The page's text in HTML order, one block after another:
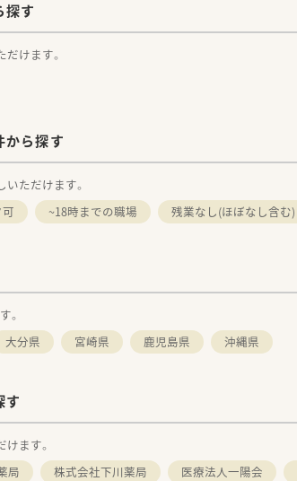
探す
けます。
から探す
ただけます。
~18時までの職場 残業なし(ほぼなし含む)
。
大分県 宮崎県 鹿児島県 沖縄県
す
ます。
局 株式会社下川薬局 医療法人一陽会